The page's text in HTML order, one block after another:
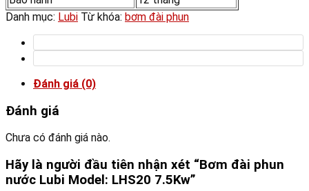
Danh mục: Lubi Từ khóa: bơm đài phun
Đánh giá (0)
Đánh giá
Chưa có đánh giá nào.
Hãy là người đầu tiên nhận xét “Bơm đài phun
nước Lubi Model: LHS20 7.5Kw”